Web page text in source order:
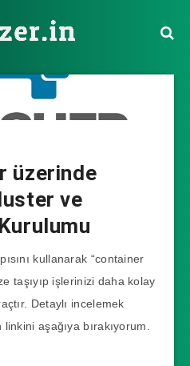
üzerinde
ve
kullanarak “container
taşıyıp işlerinizi daha kolay
Detaylı incelemek
aşağıya bırakıyorum.